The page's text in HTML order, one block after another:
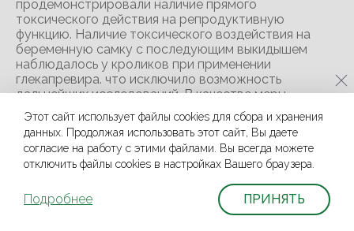
продемонстрировали наличие прямого
токсического действия на репродуктивную
функцию. Наличие токсического воздействия на
беременную самку с последующим выкидышем
наблюдалось у кроликов при применении
глекапревира. что исключило возможность
дальнейших исследований. В качестве меры
предосторожности, препарат Мавирет не
рекомендуется применять во время беременности.
Неизвестно, выделяется ли глекапревир или
пибрентасвир с грудным молоком. Доступные
данные исследований фармакокинетики у животных
показали экскрецию глекапревира и пибрентасвира
с молоком, поэтому нельзя исключить риск для
новорожденных и детей первого года жизни.
Этот сайт использует файлы cookies для сбора и хранения
данных. Продолжая использовать этот сайт, Вы даете
согласие на работу с этими файлами. Вы всегда можете
отключить файлы cookies в настройках Вашего браузера.
Подробнее ПРИНЯТЬ